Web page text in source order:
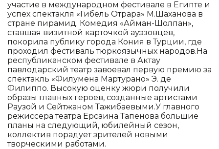
участие в международном фестивале в Египте и
успех спектакля «Гибель Отрара» М.Шаханова в
стране пирамид. Комедия «Айман-Шолпан»,
ставшая визитной карточкой ауэзовцев,
покорила публику города Кония в Турции, где
проходил фестиваль тюркоязычных народов.На
республиканском фестивале в Актау
павлодарский театр завоевал первую премию за
спектакль «Филумена Мартурано» Э. де
Филиппо. Высокую оценку жюри получили
образы главных героев, созданные артистами
Раузой и Сейтжаном Тажибаевыми.У главного
режиссера театра Ерсаина Тапенова большие
планы на следующий, юбилейный сезон,
коллектив порадует зрителей новыми
творческими работами.